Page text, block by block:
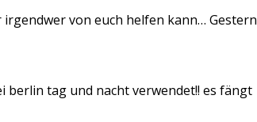
von euch helfen kann… Gestern
berlin tag und nacht verwendet!! es fängt